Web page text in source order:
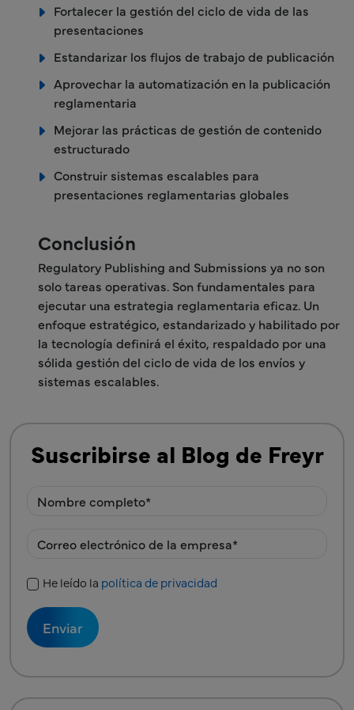
Fortalecer la gestión del ciclo de vida de las
presentaciones
Estandarizar los flujos de trabajo de publicación
Aprovechar la automatización en la publicación
reglamentaria
Mejorar las prácticas de gestión de contenido
estructurado
Construir sistemas escalables para
presentaciones reglamentarias globales
Conclusión
Regulatory Publishing and Submissions ya no son
solo tareas operativas. Son fundamentales para
ejecutar una estrategia reglamentaria eficaz. Un
enfoque estratégico, estandarizado y habilitado por
la tecnología definirá el éxito, respaldado por una
sólida gestión del ciclo de vida de los envíos y
sistemas escalables.
Suscribirse al Blog de Freyr
Política de privacidad
He leído la política de privacidad